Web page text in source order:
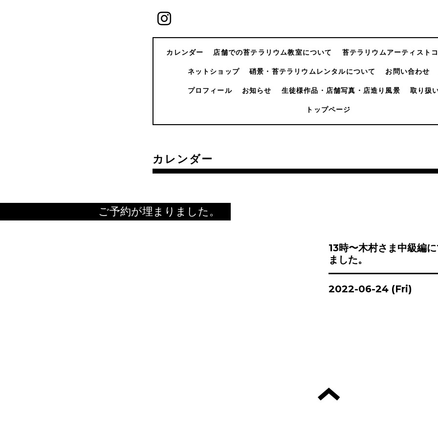
カレンダー 店舗での苔テラリウム教室について 苔テラリウムアーティスト
ネットショップ 硝景・苔テラリウムレンタルについて お問い合わせ
プロフィール お知らせ 生徒様作品・店舗写真・店造り風景 取り扱
トップページ
カレンダー
ご予約が埋まりました。
13時〜木村さま中級編
ました。
2022-06-24 (Fri)